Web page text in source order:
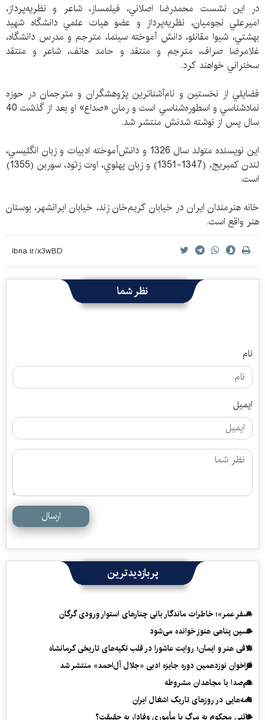
در اين نشست محمدرضا اصلاني، فيلمساز، شاعر و نظريه‌پرداز،
اميرعلي نجوميان، نظريه‌پرداز و عضو هيات علمي دانشگاه شهيد
بهشتي، شيوا مقانلو، دانش آموخته سينما، مترجم و مدرس دانشگاه،
غلامرضا صراف،‌ مترجم و منتقد و حامد هاتف، شاعر و منتقد
سخنراني خواهند كرد.
فضايلي از نخستين و نام‌آشناترين پژوهشگران و مترجمان در حوزه
نمادشناسي و اسطوره‌شناسي است و رمان «صداع» او بعد از گذشت 40
سال پس از نوشته شدنش منتشر شد.
این نویسنده متولد سال 1326 و دانش‌آموخته ادبيات و زبان انگليسي،
لندن كمبريج، (1347-1351) و زبان پهلوي، اوت زتود، سوربن (1355)
است.
خانه هنرمندان ايران در خيابان كريم‌خان زند، خيابان ايرانشهر، بوستان
هنر واقع است.
نظر شما
نام
ایمیل
ارسال
پربازدیدترین
«سفرِ عمر»؛ خاطرات ماندگار بانی چنارهای استوار ورودی گرگان
حسین پناهی هنوز خوانده می‌شود
تلاقی هنر و ایمان؛ روایت عاشورا در قلب تکیه‌های تاریخی کرمانشاه
فراخوان نوزدهمین دوره جایزه ادبی «جلال آل‌احمد» منتشر شد
هم‌صدا با مجاهدان مشروطه
نامه‌هایی در روزهای تاریک اشغال ایران
خائنی محکوم به مرگ یا مأموری وفادار به حقیقت؟